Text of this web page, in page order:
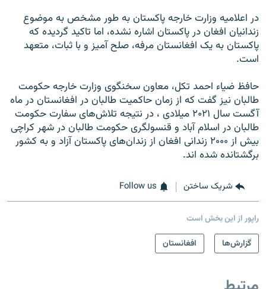
در اعلامیه وزارت خارجه پاکستان به طور مشخص به موضوع
زندانیان افغان در پاکستان اشاره نشده، اما تاکید گردیده که
پاکستان به یک افغانستان مرفه، صلح آمیز و با ثبات، متعهد
است.
حافظ ضیاء احمد تکل، معاون سخنگوی وزارت خارجه حکومت
طالبان نیز گفت که از زمان حاکمیت طالبان در افغانستان در ماه
آگست سال ۲۰۲۱ میلادی ، در نتیجه تلاش‌های سفارت حکومت
طالبان در اسلام آباد و قنسولگری حکومت طالبان در شهر کراچی
بیش از ۲۰۰۰ زندانی افغان از زندان‌های پاکستان آزاد و به کشور
برگشتانده شده اند.
شریک ساختن Follow us
راپور از این بخش است
گزارش‌ها
افغانستان